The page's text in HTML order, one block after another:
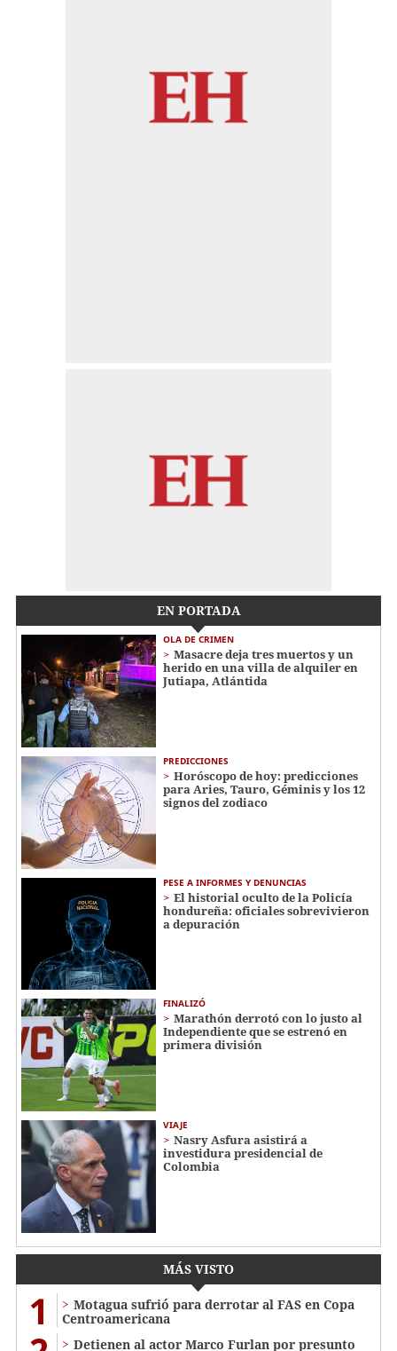
EN PORTADA
OLA DE CRIMEN
Masacre deja tres muertos y un
herido en una villa de alquiler en
Jutiapa, Atlántida
PREDICCIONES
Horóscopo de hoy: predicciones
para Aries, Tauro, Géminis y los 12
signos del zodiaco
PESE A INFORMES Y DENUNCIAS
El historial oculto de la Policía
hondureña: oficiales sobrevivieron
a depuración
FINALIZÓ
Marathón derrotó con lo justo al
Independiente que se estrenó en
primera división
VIAJE
Nasry Asfura asistirá a
investidura presidencial de
Colombia
MÁS VISTO
1
Motagua sufrió para derrotar al FAS en Copa
Centroamericana
Detienen al actor Marco Furlan por presunto